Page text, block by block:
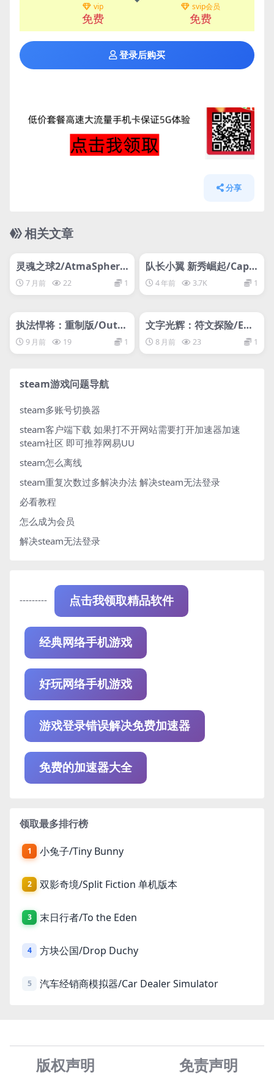
vip
免费
svip会员
免费
登录后购买
分享
相关文章
网盘下载游戏
灵魂之球2/AtmaSphere
2 7 月前 22 1
网盘下载游戏
队长小翼 新秀崛起/Capt
ain Tsubasa: Rise of Ne
w Champions
4 年前 3.7K 1
网盘下载游戏
执法悍将：重制版/Outla
ws + Handful of Missio
ns: Remaster
9 月前 19 1
网盘下载游戏
文字光辉：符文探险/Effu
lgence RPG
8 月前 23 1
steam游戏问题导航
steam多账号切换器
steam客户端下载 如果打不开网站需要打开加速器加速
steam社区 即可推荐网易UU
steam怎么离线
steam重复次数过多解决办法 解决steam无法登录
必看教程
怎么成为会员
解决steam无法登录
--------- 点击我领取精品软件
经典网络手机游戏
好玩网络手机游戏
游戏登录错误解决免费加速器
免费的加速器大全
领取最多排行榜
1 小兔子/Tiny Bunny
2 双影奇境/Split Fiction 单机版本
3 末日行者/To the Eden
4 方块公国/Drop Duchy
5 汽车经销商模拟器/Car Dealer Simulator
版权声明 免责声明